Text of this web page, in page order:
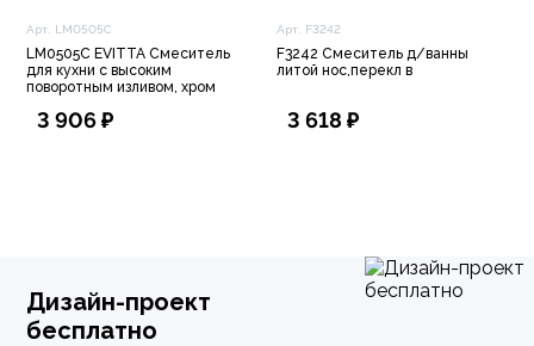
Арт. LM0505C
LM0505C EVITTA Смеситель
для кухни с высоким
поворотным изливом, хром
3 906 ₽
Арт. F3242
F3242 Смеситель д/ванны
литой нос,перекл в
3 618 ₽
Дизайн-проект
бесплатно